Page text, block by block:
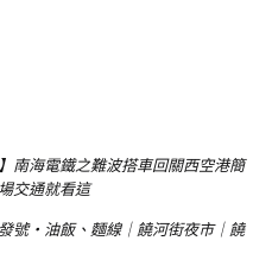
南海電鐵之難波搭車回關西空港簡
交通就看這
發號‧油飯、麵線｜饒河街夜市｜饒